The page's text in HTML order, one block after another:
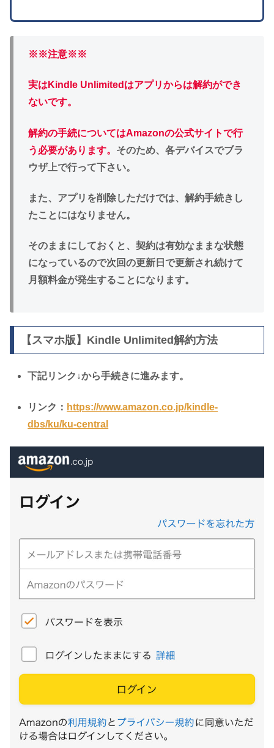
※※注意※※
実はKindle Unlimitedはアプリからは解約ができ
ないです。
解約の手続についてはAmazonの公式サイトで行
う必要があります。 そのため、各デバイスでブラ
ウザ上で行って下さい。
また、アプリを削除しただけでは、解約手続きし
たことにはなりません。
そのままにしておくと、契約は有効なままな状態
になっているので次回の更新日で更新され続けて
月額料金が発生することになります。
【スマホ版】Kindle Unlimited解約方法
下記リンク↓から手続きに進みます。
リンク： https://www.amazon.co.jp/kindle-
dbs/ku/ku-central